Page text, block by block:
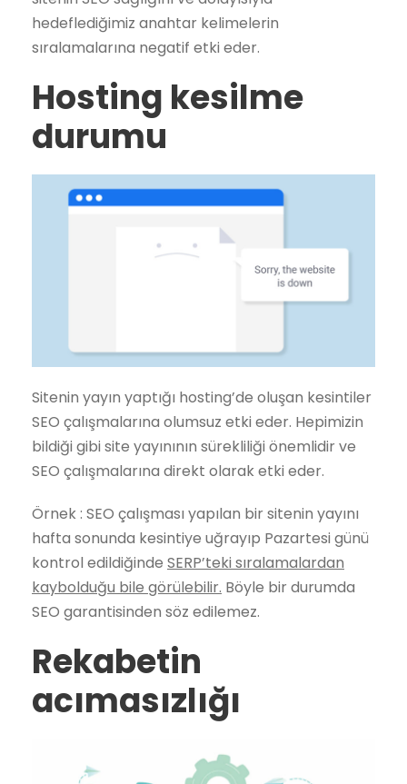
hedeflediğimiz anahtar kelimelerin
sıralamalarına negatif etki eder.
Hosting kesilme
durumu
Sitenin yayın yaptığı hosting’de oluşan kesintiler
SEO çalışmalarına olumsuz etki eder. Hepimizin
bildiği gibi site yayınının sürekliliği önemlidir ve
SEO çalışmalarına direkt olarak etki eder.
Örnek : SEO çalışması yapılan bir sitenin yayını
hafta sonunda kesintiye uğrayıp Pazartesi günü
kontrol edildiğinde SERP’teki sıralamalardan
kaybolduğu bile görülebilir. Böyle bir durumda
SEO garantisinden söz edilemez.
Rekabetin
acımasızlığı